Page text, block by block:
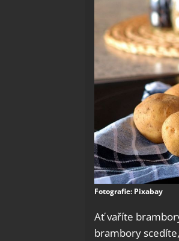
Fotografie: Pixabay
Ať vaříte
brambory